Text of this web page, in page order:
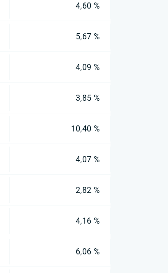
4,60 %
5,67 %
4,09 %
3,85 %
10,40 %
4,07 %
2,82 %
4,16 %
6,06 %